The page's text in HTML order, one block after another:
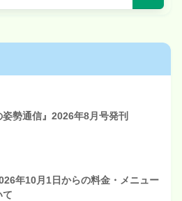
姿勢通信』2026年8月号発刊
年10月1日からの料金・メニュー
て